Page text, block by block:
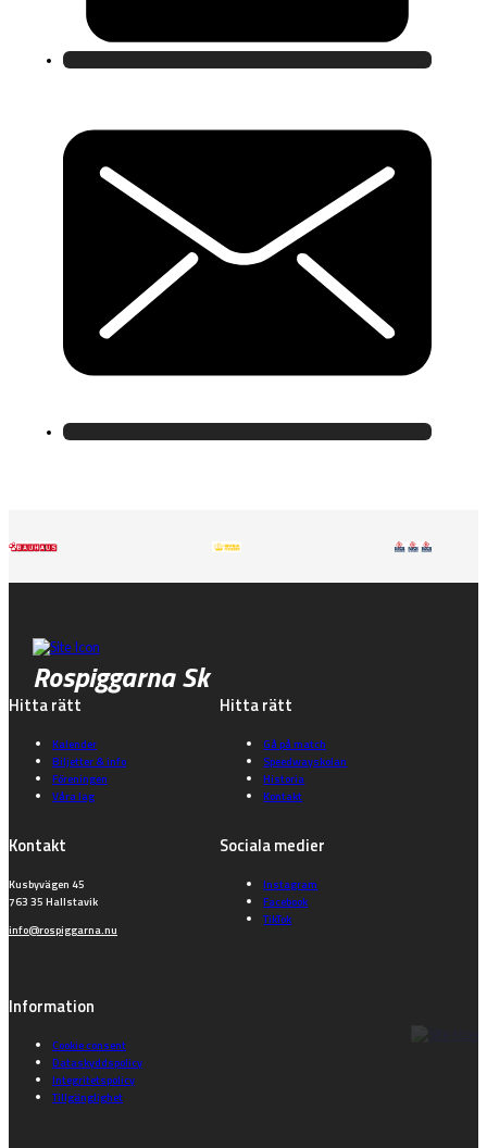
Rospiggarna Sk
Hitta rätt
Kalender
Biljetter & info
Föreningen
Våra lag
Hitta rätt
Gå på match
Speedwayskolan
Historia
Kontakt
Kontakt
Kusbyvägen 45
763 35 Hallstavik
info@rospiggarna.nu
Sociala medier
Instagram
Facebook
TikTok
Information
Cookie consent
Dataskyddspolicy
Integritetspolicy
Tillgänglighet